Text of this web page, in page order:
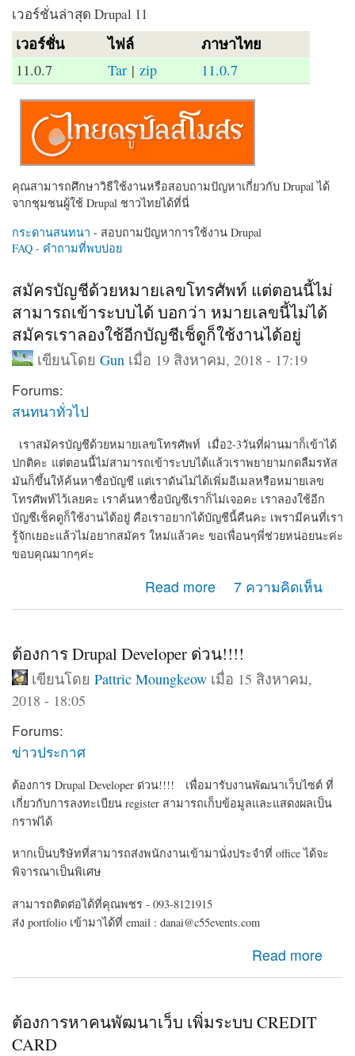
เวอร์ชั่นล่าสุด Drupal 11
เวอร์ชั่น ไฟล์ ภาษาไทย
11.0.7 Tar | zip 11.0.7
คุณสามารถศึกษาวิธีใช้งานหรือสอบถามปัญหาเกี่ยวกับ Drupal ได้
จากชุมชนผู้ใช้ Drupal ชาวไทยได้ที่นี่
กระดานสนทนา - สอบถามปัญหาการใช้งาน Drupal
FAQ - คำถามที่พบบ่อย
สมัครบัญชีด้วยหมายเลขโทรศัพท์ แต่ตอนนี้ไม่
สามารถเข้าระบบได้ บอกว่า หมายเลขนี้ไม่ได้
สมัครเราลองใช้อีกบัญชีเช็ดูก็ใช้งานได้อยู่
เขียนโดย Gun เมื่อ 19 สิงหาคม, 2018 - 17:19
Forums:
สนทนาทั่วไป
เราสมัครบัญชีด้วยหมายเลขโทรศัพท์ เมื่อ2-3วันที่ผ่านมาก็เข้าได้
ปกติคะ แต่ตอนนี้ไม่สามารถเข้าระบบได้แล้วเราพยายามกดลืมรหัส
มันก็ขึ้นให้ค้นหาชื่อบัญชี แต่เราดันไม่ได้เพิ่มอีเมลหรือหมายเลข
โทรศัพท์ไว้เลยคะ เราค้นหาชื่อบัญชีเราก็ไม่เจอคะ เราลองใช้อีก
บัญชีเช็คดูก็ใช้งานได้อยู่ คือเราอยากได้บัญชีนี้คืนคะ เพรามีคนที่เรา
รู้จักเยอะแล้วไม่อยากสมัคร ใหม่แล้วคะ ขอเพื่อนๆพี่ช่วยหน่อยนะค่ะ
ขอบคุณมากๆค่ะ
Read more
about สมัครบัญชีด้วยหมายเลขโทรศัพท์ แต่ตอนนี้ไม่
สามารถเข้าระบบได้ บอกว่า หมายเลขนี้ไม่ได้สมัครเราลอง
7 ความคิดเห็น
ต้องการ Drupal Developer ด่วน!!!!
เขียนโดย Pattric Moungkeow เมื่อ 15 สิงหาคม,
2018 - 18:05
Forums:
ข่าวประกาศ
ต้องการ Drupal Developer ด่วน!!!! เพื่อมารับงานพัฒนาเว็บไซต์ ที่
เกี่ยวกับการลงทะเบียน register สามารถเก็บข้อมูลและแสดงผลเป็น
กราฟได้
หากเป็นบริษัทที่สามารถส่งพนักงานเข้ามานั่งประจำที่ office ได้จะ
พิจารณาเป็นพิเศษ
สามารถติดต่อได้ที่คุณพชร - 093-8121915
ส่ง portfolio เข้ามาได้ที่ email : danai@c55events.com
Read more
ต้องการหาคนพัฒนาเว็บ เพิ่มระบบ CREDIT
CARD